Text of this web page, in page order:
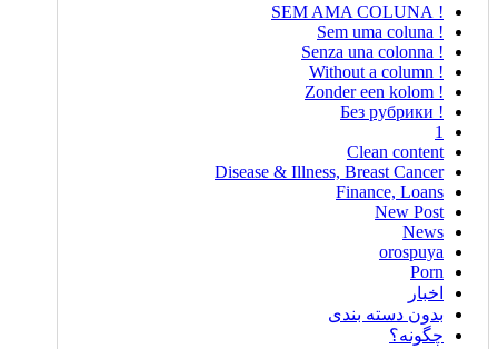
! SEM AMA COLUNA
! Sem uma coluna
! Senza una colonna
! Without a column
! Zonder een kolom
! Без рубрики
1
Clean content
Disease & Illness, Breast Cancer
Finance, Loans
New Post
News
orospuya
Porn
اخبار
بدون دسته بندی
چگونه؟